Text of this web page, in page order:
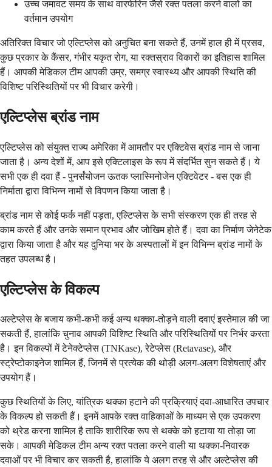
उच्च जमावट समय के साथ वारफेरिन जैसे रक्त पतला करने वालों का
वर्तमान उपयोग
अतिरिक्त विचार जो एल्टिप्लेस को अनुचित बना सकते हैं, उनमें हाल ही में प्रसव,
कुछ प्रकार के कैंसर, गंभीर यकृत रोग, या रक्तस्राव विकारों का इतिहास शामिल
हैं। आपकी मेडिकल टीम आपकी उम्र, समग्र स्वास्थ्य और आपकी स्थिति की
विशिष्ट परिस्थितियों पर भी विचार करेगी।
एल्टिप्लेस ब्रांड नाम
एल्टिप्लेस को संयुक्त राज्य अमेरिका में आमतौर पर एक्टिवेस ब्रांड नाम से जाना
जाता है। अन्य देशों में, आप इसे एक्टिलाइस के रूप में संदर्भित सुन सकते हैं। ये
सभी एक ही दवा हैं - पुनर्संयोजन ऊतक प्लास्मिनोजेन एक्टिवेटर - बस एक ही
निर्माता द्वारा विभिन्न नामों से विपणन किया जाता है।
ब्रांड नाम से कोई फर्क नहीं पड़ता, एल्टिप्लेस के सभी संस्करण एक ही तरह से
काम करते हैं और उनके समान प्रभाव और जोखिम होते हैं। दवा का निर्माण जेनेटेक
द्वारा किया जाता है और यह दुनिया भर के अस्पतालों में इन विभिन्न ब्रांड नामों के
तहत उपलब्ध है।
एल्टिप्लेस के विकल्प
अल्टेप्लेस के बजाय कभी-कभी कई अन्य थक्का-तोड़ने वाली दवाएं इस्तेमाल की जा
सकती हैं, हालांकि चुनाव आपकी विशिष्ट स्थिति और परिस्थितियों पर निर्भर करता
है। इन विकल्पों में टेनेक्टेप्लेस (TNKase), रेटेप्लेस (Retavase), और
स्ट्रेप्टोकाइनेज शामिल हैं, जिनमें से प्रत्येक की थोड़ी अलग-अलग विशेषताएं और
उपयोग हैं।
कुछ स्थितियों के लिए, यांत्रिक थक्का हटाने की प्रक्रियाएं दवा-आधारित उपचार
के विकल्प हो सकती हैं। इनमें आपके रक्त वाहिकाओं के माध्यम से एक उपकरण
को थ्रेड करना शामिल है ताकि शारीरिक रूप से थक्के को हटाया या तोड़ा जा
सके। आपकी मेडिकल टीम अन्य रक्त पतला करने वाली या थक्का-निवारक
दवाओं पर भी विचार कर सकती है, हालांकि ये अलग तरह से और अल्टेप्लेस की